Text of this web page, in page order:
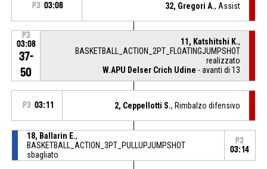
P3 03:08 32, Gregori A., Assist
P3
03:08
37-
50
11, Katshitshi K.,
BASKETBALL_ACTION_2PT_FLOATINGJUMPSHOT
realizzato
W.APU Delser Crich Udine - avanti di 13
P3 03:11 2, Ceppellotti S., Rimbalzo difensivo
18, Ballarin E.,
BASKETBALL_ACTION_3PT_PULLUPJUMPSHOT
sbagliato
P3
03:14